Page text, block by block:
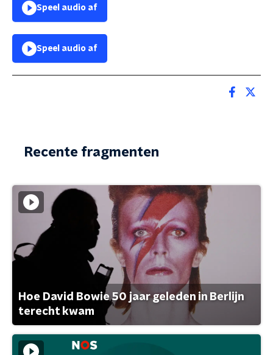
Speel audio af
Speel audio af
Recente fragmenten
Hoe David Bowie 50 jaar geleden in Berlijn
terecht kwam